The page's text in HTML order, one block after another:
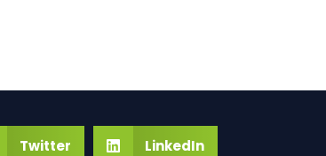
Twitter LinkedIn